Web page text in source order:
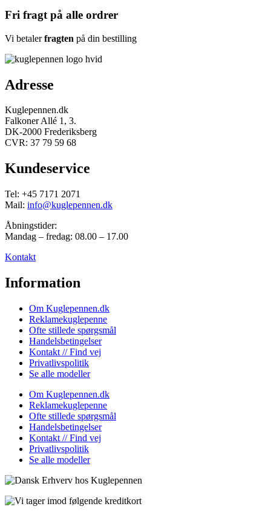
Fri fragt på alle ordrer
Vi betalerfragten på din bestilling
Adresse
Kuglepennen.dk
Falkoner Allé 1, 3.
DK-2000 Frederiksberg
CVR: 37 79 59 68
Kundeservice
Tel: +45 7171 2071
Mail: info@kuglepennen.dk
Åbningstider:
Mandag – fredag: 08.00 – 17.00
Kontakt
Information
Om Kuglepennen.dk
Reklamekuglepenne
Ofte stillede spørgsmål
Handelsbetingelser
Kontakt // Find vej
Privatlivspolitik
Se alle modeller
Om Kuglepennen.dk
Reklamekuglepenne
Ofte stillede spørgsmål
Handelsbetingelser
Kontakt // Find vej
Privatlivspolitik
Se alle modeller